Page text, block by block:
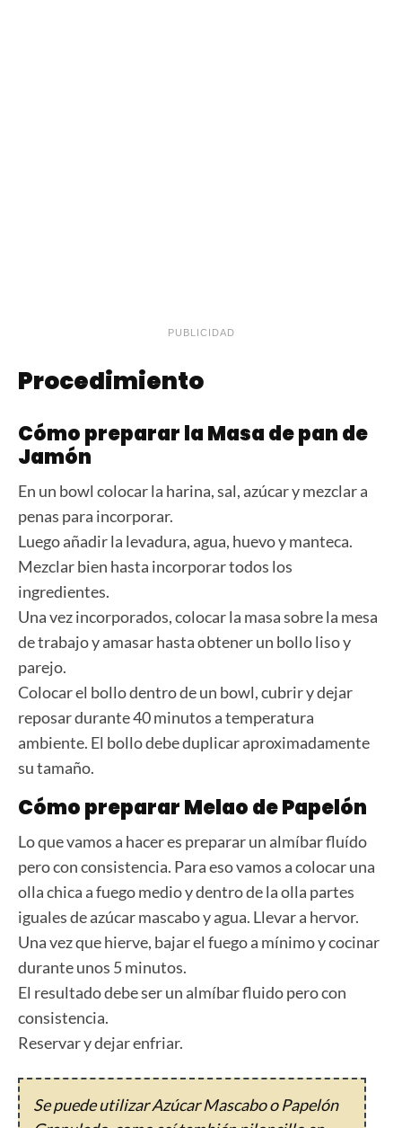
PUBLICIDAD
Procedimiento
Cómo preparar la Masa de pan de
Jamón
En un bowl colocar la harina, sal, azúcar y mezclar a
penas para incorporar.
Luego añadir la levadura, agua, huevo y manteca.
Mezclar bien hasta incorporar todos los
ingredientes.
Una vez incorporados, colocar la masa sobre la mesa
de trabajo y amasar hasta obtener un bollo liso y
parejo.
Colocar el bollo dentro de un bowl, cubrir y dejar
reposar durante 40 minutos a temperatura
ambiente. El bollo debe duplicar aproximadamente
su tamaño.
Cómo preparar Melao de Papelón
Lo que vamos a hacer es preparar un almíbar fluído
pero con consistencia. Para eso vamos a colocar una
olla chica a fuego medio y dentro de la olla partes
iguales de azúcar mascabo y agua. Llevar a hervor.
Una vez que hierve, bajar el fuego a mínimo y cocinar
durante unos 5 minutos.
El resultado debe ser un almíbar fluido pero con
consistencia.
Reservar y dejar enfriar.
Se puede utilizar Azúcar Mascabo o Papelón